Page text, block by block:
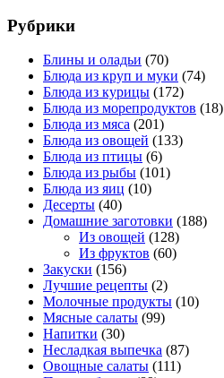
Рубрики
Блины и оладьи (70)
Блюда из круп и муки (74)
Блюда из курицы (172)
Блюда из морепродуктов (18)
Блюда из мяса (201)
Блюда из овощей (133)
Блюда из птицы (6)
Блюда из рыбы (101)
Блюда из яиц (10)
Десерты (40)
Домашние заготовки (188)
Из овощей (128)
Из фруктов (60)
Закуски (156)
Лучшие рецепты (2)
Молочные продукты (10)
Мясные салаты (99)
Напитки (30)
Несладкая выпечка (87)
Овощные салаты (111)